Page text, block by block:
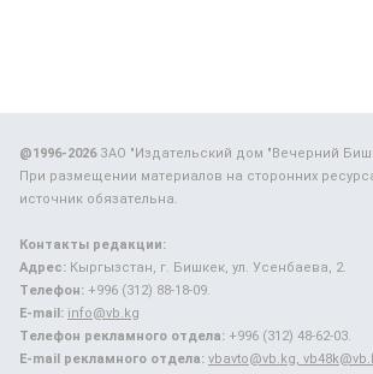
@1996-2026ЗАО "Издательский дом "Вечерний
При размещении материалов на сторонних
источник обязательна.
Контакты редакции:
Адрес: Кыргызстан, г. Бишкек, ул. Усенбаева, 2.
Телефон: +996 (312) 88-18-09.
E-mail: info@vb.kg
Телефон рекламного отдела: +996 (312) 48-62-03.
E-mail рекламного отдела: vbavto@vb.kg,